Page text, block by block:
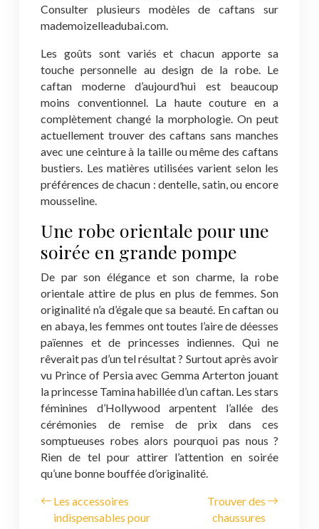
Consulter plusieurs modèles de caftans sur
mademoizelleadubai.com.
Les goûts sont variés et chacun apporte sa
touche personnelle au design de la robe. Le
caftan moderne d’aujourd’hui est beaucoup
moins conventionnel. La haute couture en a
complètement changé la morphologie. On peut
actuellement trouver des caftans sans manches
avec une ceinture à la taille ou même des caftans
bustiers. Les matières utilisées varient selon les
préférences de chacun : dentelle, satin, ou encore
mousseline.
Une robe orientale pour une
soirée en grande pompe
De par son élégance et son charme, la robe
orientale attire de plus en plus de femmes. Son
originalité n’a d’égale que sa beauté. En caftan ou
en abaya, les femmes ont toutes l’aire de déesses
païennes et de princesses indiennes. Qui ne
rêverait pas d’un tel résultat ? Surtout après avoir
vu Prince of Persia avec Gemma Arterton jouant
la princesse Tamina habillée d’un caftan. Les stars
féminines d’Hollywood arpentent l’allée des
cérémonies de remise de prix dans ces
somptueuses robes alors pourquoi pas nous ?
Rien de tel pour attirer l’attention en soirée
qu’une bonne bouffée d’originalité.
Les accessoires
indispensables pour
Trouver des
chaussures